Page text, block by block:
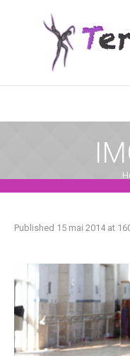
Published 15 mai 2014at